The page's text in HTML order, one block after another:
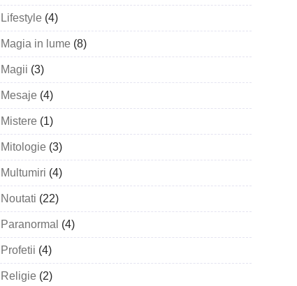
Lifestyle (4)
Magia in lume (8)
Magii (3)
Mesaje (4)
Mistere (1)
Mitologie (3)
Multumiri (4)
Noutati (22)
Paranormal (4)
Profetii (4)
Religie (2)